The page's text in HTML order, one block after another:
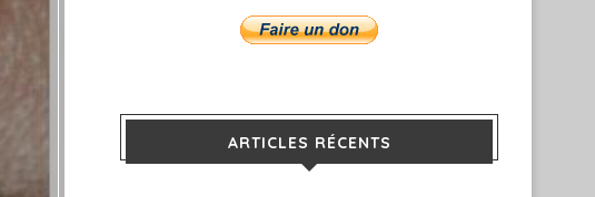
ARTICLES RÉCENTS